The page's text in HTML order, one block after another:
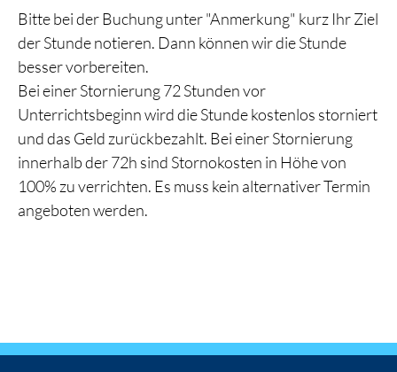
Bitte bei der Buchung unter "Anmerkung" kurz Ihr Ziel
der Stunde notieren. Dann können wir die Stunde
besser vorbereiten.
Bei einer Stornierung 72 Stunden vor
Unterrichtsbeginn wird die Stunde kostenlos storniert
und das Geld zurückbezahlt. Bei einer Stornierung
innerhalb der 72h sind Stornokosten in Höhe von
100% zu verrichten. Es muss kein alternativer Termin
angeboten werden.